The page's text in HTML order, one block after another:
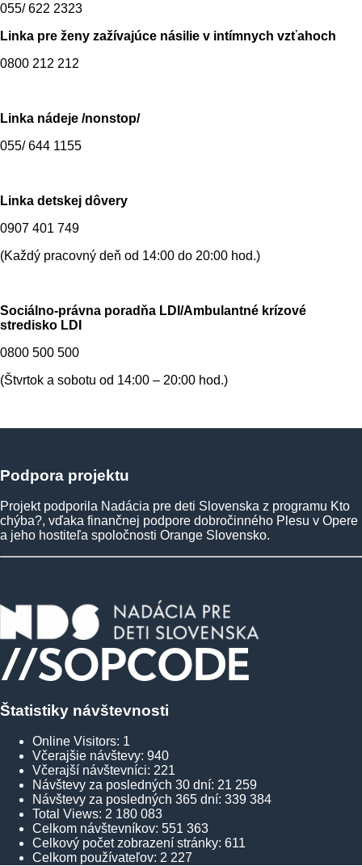
055/ 622 2323
Linka pre ženy zažívajúce násilie v intímnych vzťahoch
0800 212 212
Linka nádeje /nonstop/
055/ 644 1155
Linka detskej dôvery
0907 401 749
(Každý pracovný deň od 14:00 do 20:00 hod.)
Sociálno-právna poradňa LDI/Ambulantné krízové
stredisko LDI
0800 500 500
(Štvrtok a sobotu od 14:00 – 20:00 hod.)
Podpora projektu
Projekt podporila Nadácia pre deti Slovenska z programu Kto
chýba?, vďaka finančnej podpore dobročinného Plesu v Opere
a jeho hostiteľa spoločnosti Orange Slovensko.
Štatistiky návštevnosti
Online Visitors: 1
Včerajšie návštevy: 940
Včerajší návštevníci: 221
Návštevy za posledných 30 dní: 21 259
Návštevy za posledných 365 dní: 339 384
Total Views: 2 180 083
Celkom návštevníkov: 551 363
Celkový počet zobrazení stránky: 611
Celkom používateľov: 2 227